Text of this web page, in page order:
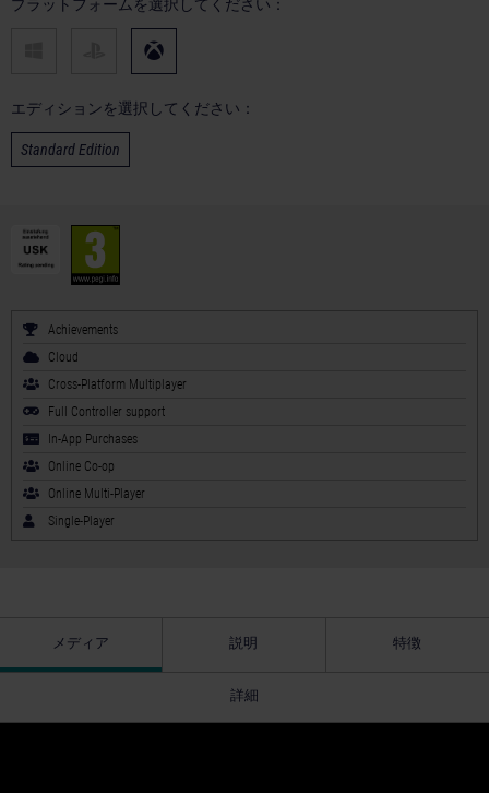
プラットフォームを選択してください：
エディションを選択してください：
Standard Edition
Achievements
Cloud
Cross-Platform Multiplayer
Full Controller support
In-App Purchases
Online Co-op
Online Multi-Player
Single-Player
メディア 説明 特徴
詳細